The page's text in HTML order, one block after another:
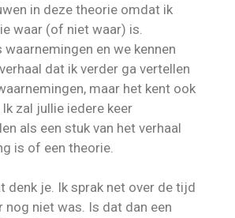
in deze theorie omdat ik
waar (of niet waar) is.
waarnemingen en we kennen
dat ik verder ga vertellen
maar het kent ook
zal jullie iedere keer
als een stuk van het verhaal
is of een theorie.
denk je. Ik sprak net over de tijd
nog niet was. Is dat dan een